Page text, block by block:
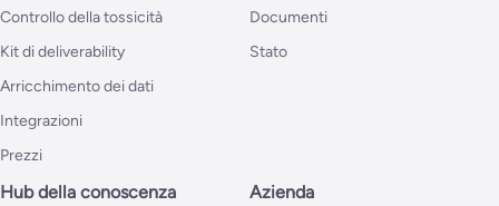
Controllo della tossicità
Kit di deliverability
Arricchimento dei dati
Integrazioni
Prezzi
Documenti
Stato
Hub della conoscenza Azienda